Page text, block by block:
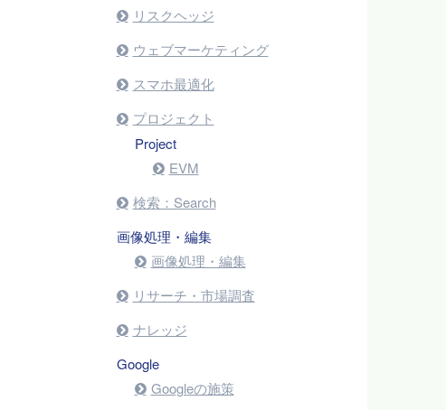
リスクヘッジ
ウェブマーケティング
スマホ最適化
プロジェクト
Project
EVM
検索：Search
画像処理・編集
画像処理・編集
リサーチ・市場調査
ナレッジ
Google
Googleの施策